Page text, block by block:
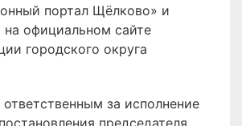
портал Щёлково» и
официальном сайте
городского округа
ответственным за исполнение
председателя